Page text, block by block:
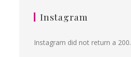
Instagram
Instagram did not return a 200.